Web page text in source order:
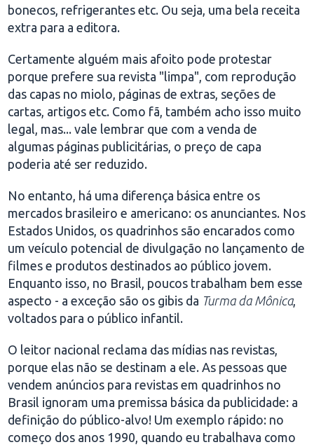
bonecos, refrigerantes etc. Ou seja, uma bela receita
extra para a editora.
Certamente alguém mais afoito pode protestar
porque prefere sua revista "limpa", com reprodução
das capas no miolo, páginas de extras, seções de
cartas, artigos etc. Como fã, também acho isso muito
legal, mas... vale lembrar que com a venda de
algumas páginas publicitárias, o preço de capa
poderia até ser reduzido.
No entanto, há uma diferença básica entre os
mercados brasileiro e americano: os anunciantes. Nos
Estados Unidos, os quadrinhos são encarados como
um veículo potencial de divulgação no lançamento de
filmes e produtos destinados ao público jovem.
Enquanto isso, no Brasil, poucos trabalham bem esse
aspecto - a exceção são os gibis da Turma da Mônica,
voltados para o público infantil.
O leitor nacional reclama das mídias nas revistas,
porque elas não se destinam a ele. As pessoas que
vendem anúncios para revistas em quadrinhos no
Brasil ignoram uma premissa básica da publicidade: a
definição do público-alvo! Um exemplo rápido: no
começo dos anos 1990, quando eu trabalhava como